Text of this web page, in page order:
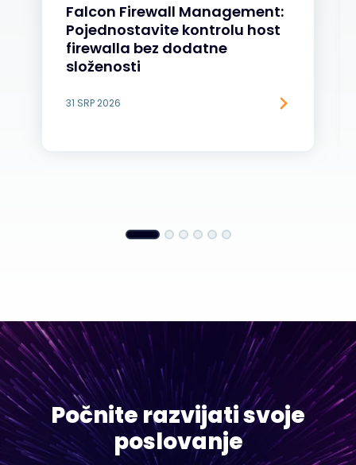
Falcon Firewall Management:
Pojednostavite kontrolu host
firewalla bez dodatne
složenosti
31 SRP 2026
Počnite razvijati svoje
poslovanje